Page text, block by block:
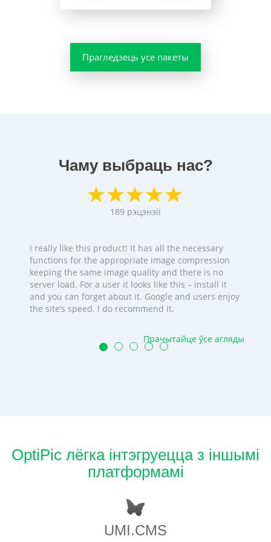
Прагледзець усе пакеты
Чаму выбраць нас?
189 рэцэнзіі
I really like this product! It has all the necessary
functions for the appropriate image compression
keeping the same image quality and there is no
server load. For a user it looks like this – install it
and you can forget about it. Google and users enjoy
the site’s speed. I do recommend it.
Прачытайце ўсе агляды
OptiPic лёгка інтэгруецца з іншымі
платформамі
UMI.CMS